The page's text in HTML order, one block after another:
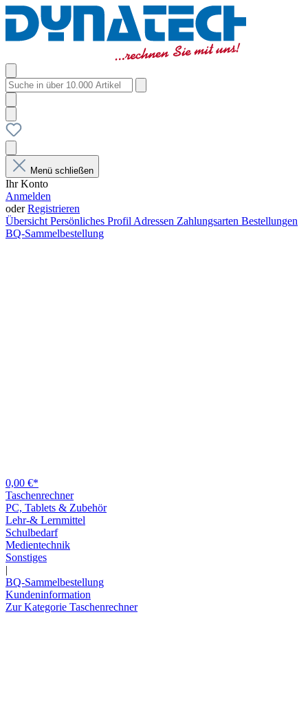
Menü schließen
Ihr Konto
Anmelden
oderRegistrieren
Übersicht Persönliches Profil Adressen Zahlungsarten Bestellungen
BQ-Sammelbestellung
0,00 €*
Taschenrechner
PC, Tablets & Zubehör
Lehr-& Lernmittel
Schulbedarf
Medientechnik
Sonstiges
|
BQ-Sammelbestellung
Kundeninformation
Zur Kategorie Taschenrechner